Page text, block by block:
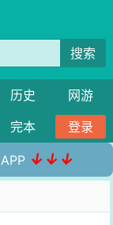
搜索
历史
网游
完本 登录
↓↓↓